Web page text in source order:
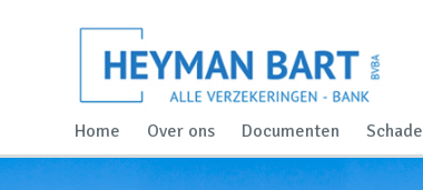
Home Over ons Documenten Schade